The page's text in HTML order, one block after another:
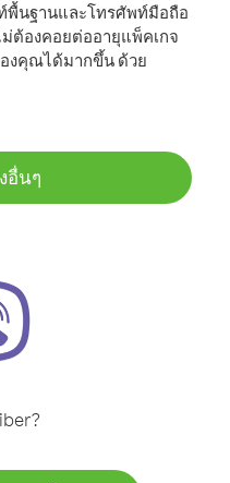
พื้นฐานและโทรศัพท์มือถือ
ต้องคอยต่ออายุแพ็คเกจ
งคุณได้มากขึ้น ด้วย
อื่นๆ